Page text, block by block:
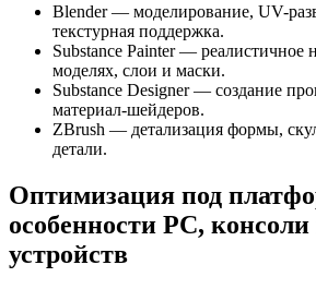
Blender — моделирование, UV-
текстурная поддержка.
Substance Painter — реалистичное
моделях, слои и маски.
Substance Designer — создание
материал-шейдеров.
ZBrush — детализация формы,
детали.
Оптимизация под
особенности PC,
устройств